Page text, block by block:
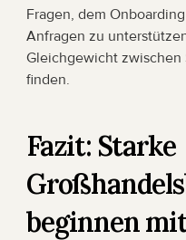
Fragen, dem
Anfragen zu
Gleichgewicht zwischen
finden.
Fazit: Starke
beginnen